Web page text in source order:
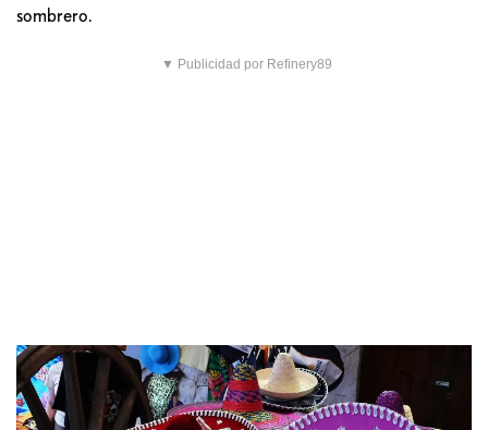
sombrero.
▼ Publicidad por Refinery89